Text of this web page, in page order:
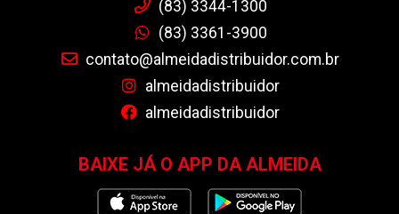
(83) 3344-1300
(83) 3361-3900
contato@almeidadistribuidor.com.br
almeidadistribuidor
almeidadistribuidor
BAIXE JÁ O APP DA ALMEIDA